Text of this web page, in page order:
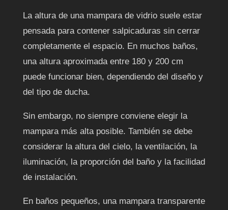
La altura de una mampara de vidrio suele estar
pensada para contener salpicaduras sin cerrar
completamente el espacio. En muchos baños,
una altura aproximada entre 180 y 200 cm
puede funcionar bien, dependiendo del diseño y
del tipo de ducha.
Sin embargo, no siempre conviene elegir la
mampara más alta posible. También se debe
considerar la altura del cielo, la ventilación, la
iluminación, la proporción del baño y la facilidad
de instalación.
En baños pequeños, una mampara transparente